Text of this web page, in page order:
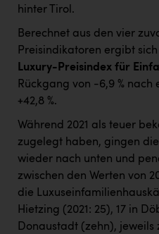
hinter Tirol.
Berechnet aus den vier
Preisindikatoren ergibt sich
Luxury-Preisindex für
Rückgang von -6,9 % nach
+42,8 %.
Während 2021 als teuer
zugelegt haben, gingen
wieder nach unten und
zwischen den Werten von
die
Hietzing (2021: 25), 17 in
Donaustadt (zehn), jeweils